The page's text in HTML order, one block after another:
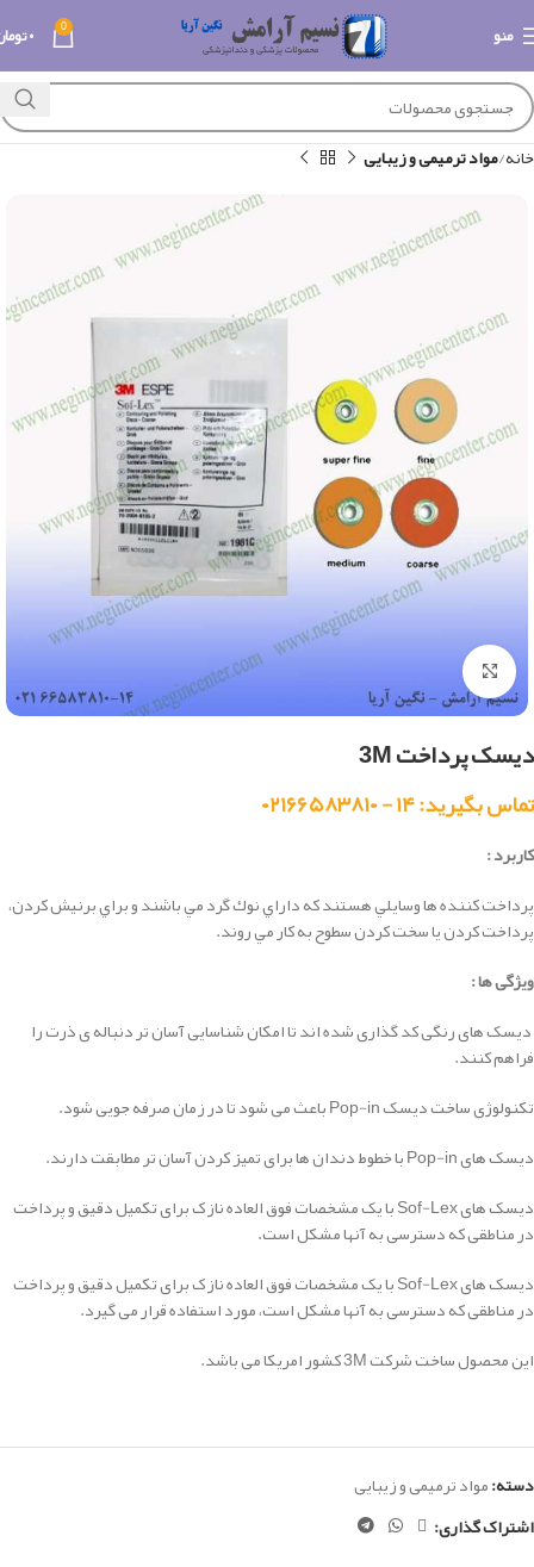
منو 0 ۰
خانه مواد ترمیمی و زیبایی
بزرگنمایی تصویر
دیسک پرداخت 3M
تماس بگیرید: ۱۴ - ۰۲۱۶۶۵۸۳۸۱۰
کاربرد :
پرداخت كننده ها وسايلي هستند كه داراي نوك گرد مي باشند و براي برنيش كردن،
پرداخت كردن يا سخت كردن سطوح به كار مي روند.
ویژگی ها :
دیسک های رنگی کد گذاری شده اند تا امکان شناسایی آسان تر دنباله ی ذرت را
فراهم کنند.
تکنولوژی ساخت دیسک Pop-in باعث می شود تا در زمان صرفه جویی شود.
دیسک های Pop-in با خطوط دندان ها برای تمیز کردن آسان تر مطابقت دارند.
دیسک های Sof-Lex با یک مشخصات فوق العاده نازک برای تکمیل دقیق و پرداخت
در مناطقی که دسترسی به آنها مشکل است.
دیسک های Sof-Lex با یک مشخصات فوق العاده نازک برای تکمیل دقیق و پرداخت
در مناطقی که دسترسی به آنها مشکل است، مورد استفاده قرار می گیرد.
این محصول ساخت شرکت 3M کشور امریکا می باشد.
دسته:مواد ترمیمی و زیبایی
اشتراک گذاری: